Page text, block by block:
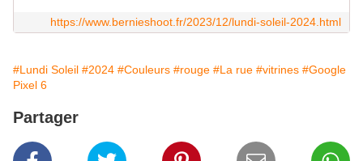
https://www.bernieshoot.fr/2023/12/lundi-soleil-2024.html
#Lundi Soleil #2024 #Couleurs #rouge #La rue #vitrines #Google
Pixel 6
Partager